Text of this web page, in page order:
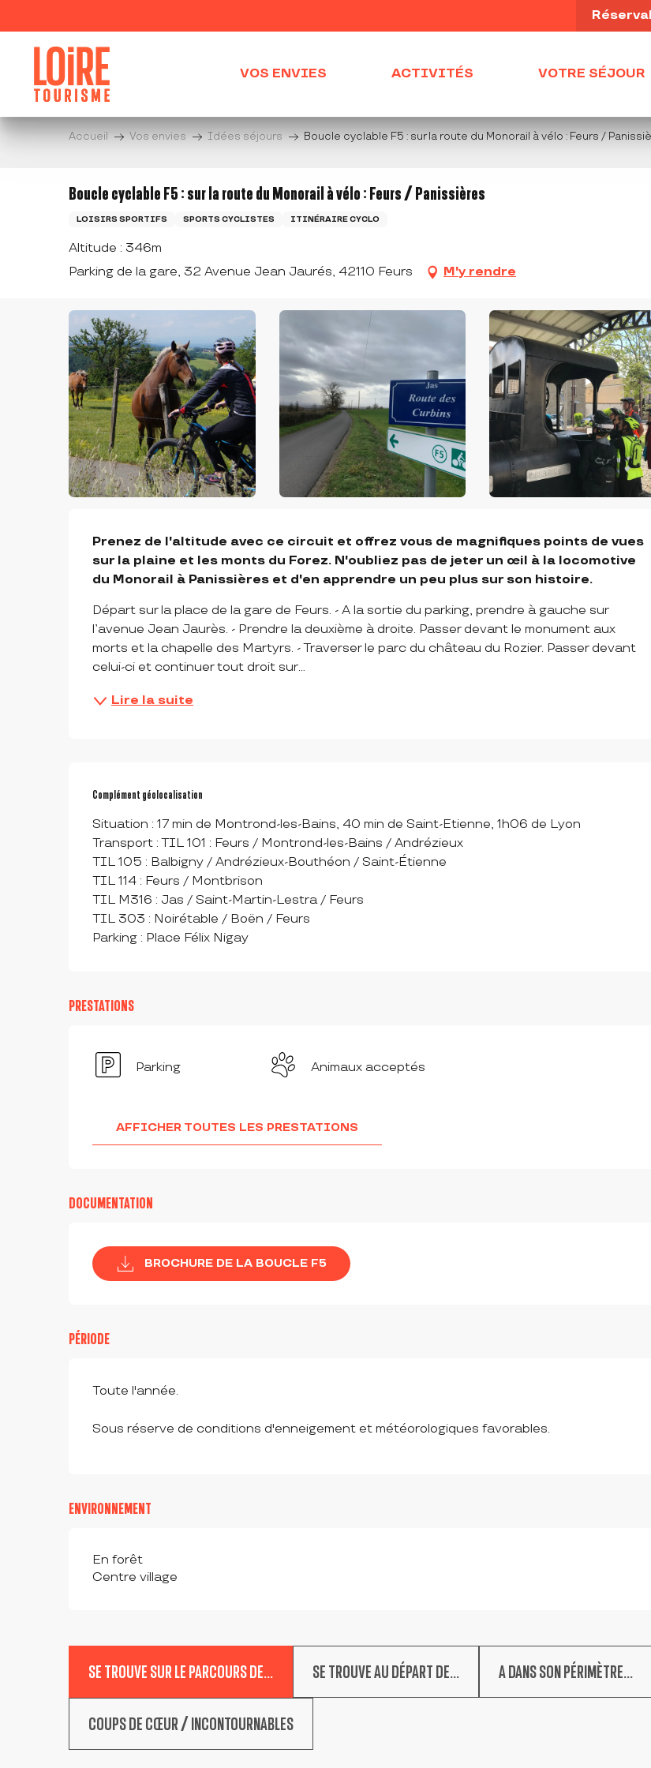
au
contenu
VOS ENVIES ACTIVITÉS VOTRE SÉJOUR
Accueil Vos envies Idées séjours Boucle cyclable F5 : sur la route du Monorail à vélo : Feurs /
Boucle cyclable F5 : sur la route du Monorail à vélo : Feurs / Panissières
LOISIRS SPORTIFS SPORTS CYCLISTES ITINÉRAIRE CYCLO
Altitude : 346m
Parking de la gare, 32 Avenue Jean Jaurés, 42110 Feurs
M'y rendre
DESCRIPTION
Prenez de l'altitude avec ce circuit et offrez vous de magnifiques points de vues
sur la plaine et les monts du Forez. N'oubliez pas de jeter un œil à la locomotive
du Monorail à Panissières et d'en apprendre un peu plus sur son histoire.
Départ sur la place de la gare de Feurs. - A la sortie du parking, prendre à gauche sur
l’avenue Jean Jaurès. - Prendre la deuxième à droite. Passer devant le monument aux
morts et la chapelle des Martyrs. - Traverser le parc du château du Rozier. Passer devant
celui-ci et continuer tout droit sur...
Lire la suite
Complément géolocalisation
Complément géolocalisation
Situation : 17 min de Montrond-les-Bains, 40 min de Saint-Etienne, 1h06 de Lyon
Transport : TIL 101 : Feurs / Montrond-les-Bains / Andrézieux
TIL 105 : Balbigny / Andrézieux-Bouthéon / Saint-Étienne
TIL 114 : Feurs / Montbrison
TIL M316 : Jas / Saint-Martin-Lestra / Feurs
TIL 303 : Noirétable / Boën / Feurs
Parking : Place Félix Nigay
PRESTATIONS
Parking Animaux acceptés
AFFICHER TOUTES LES PRESTATIONS
DOCUMENTATION
BROCHURE DE LA BOUCLE F5
PÉRIODE
Toute l'année.
Sous réserve de conditions d'enneigement et météorologiques favorables.
ENVIRONNEMENT
En forêt
Centre village
SE TROUVE SUR LE PARCOURS DE... SE TROUVE AU DÉPART DE... A DANS SON PÉRIMÈTRE...
COUPS DE CŒUR / INCONTOURNABLES